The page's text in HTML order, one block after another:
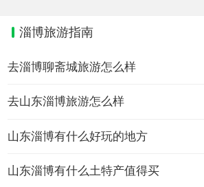
淄博旅游指南
去淄博聊斋城旅游怎么样
去山东淄博旅游怎么样
山东淄博有什么好玩的地方
山东淄博有什么土特产值得买